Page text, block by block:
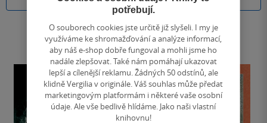
potřebují.
O souborech cookies jste určitě již slyšeli. I my je
využíváme ke shromažďování a analýze informací,
aby náš e-shop dobře fungoval a mohli jsme ho
nadále zlepšovat. Také nám pomáhají ukazovat
lepší a cílenější reklamu. Žádných 50 odstínů, ale
klidně Vergilia v originále. Váš souhlas může předat
marketingovým platformám i některé vaše osobní
údaje. Ale vše bedlivě hlídáme. Jako naši vlastní
knihovnu!